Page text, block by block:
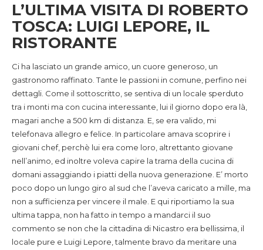
L’ULTIMA VISITA DI ROBERTO
TOSCA: LUIGI LEPORE, IL
RISTORANTE
Ci ha lasciato un grande amico, un cuore generoso, un
gastronomo raffinato. Tante le passioni in comune, perfino nei
dettagli. Come il sottoscritto, se sentiva di un locale sperduto
tra i monti ma con cucina interessante, lui il giorno dopo era là,
magari anche a 500 km di distanza. E, se era valido, mi
telefonava allegro e felice. In particolare amava scoprire i
giovani chef, perchè lui era come loro, altrettanto giovane
nell’animo, ed inoltre voleva capire la trama della cucina di
domani assaggiando i piatti della nuova generazione. E’ morto
poco dopo un lungo giro al sud che l’aveva caricato a mille, ma
non a sufficienza per vincere il male. E qui riportiamo la sua
ultima tappa, non ha fatto in tempo a mandarci il suo
commento se non che la cittadina di Nicastro era bellissima, il
locale pure e Luigi Lepore, talmente bravo da meritare una